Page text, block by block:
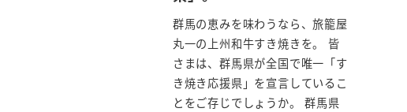
群馬の恵みを味わうなら、旅籠屋
丸一の上州和牛すき焼きを。 皆
さまは、群馬県が全国で唯一「す
き焼き応援県」を宣言しているこ
とをご存じでしょうか。 群馬県